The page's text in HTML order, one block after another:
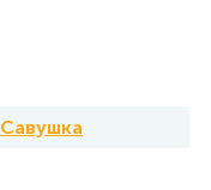
Савушка